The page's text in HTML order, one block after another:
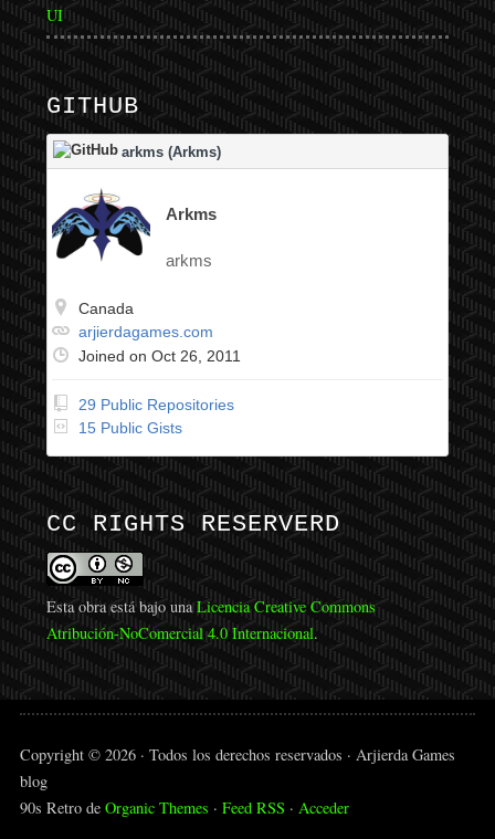
UI
GITHUB
arkms (Arkms)
Arkms
arkms
Canada
arjierdagames.com
Joined on Oct 26, 2011
29 Public Repositories
15 Public Gists
CC RIGHTS RESERVERD
Esta obra está bajo unaLicencia Creative Commons
Atribución-NoComercial 4.0 Internacional.
Copyright © 2026 · Todos los derechos reservados · Arjierda Games
blog
90s Retro de Organic Themes · Feed RSS · Acceder